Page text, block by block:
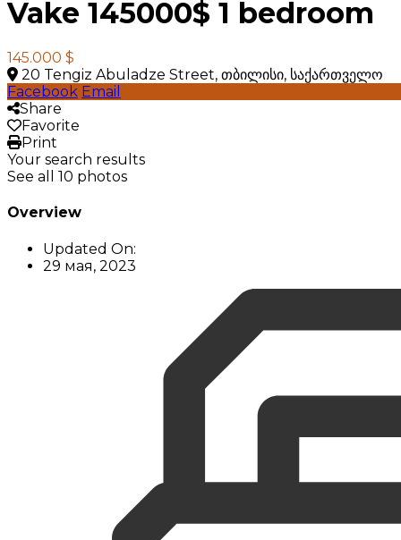
Vake 145000$ 1 bedroom
145.000 $
20 Tengiz Abuladze Street, თბილისი, საქართველო
Facebook Email
Share
Favorite
Print
Your search results
See all 10 photos
Overview
Updated On:
29 мая, 2023